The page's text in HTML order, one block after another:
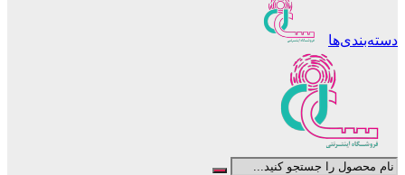
دسته‌بندی‌ها